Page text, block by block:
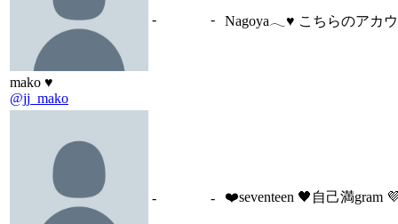
mako ♥︎
@jj_mako
- - Nagoya𓂃♥️ こちらのアカ
- - ❤️seventeen 🖤自己満gram